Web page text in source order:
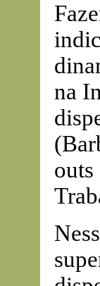
na